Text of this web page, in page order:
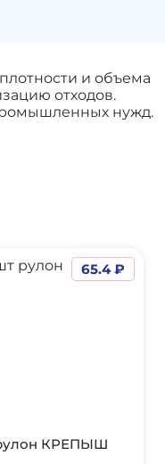
и объема
отходов.
нужд.
КРЕПЫШ
65.4 ₽